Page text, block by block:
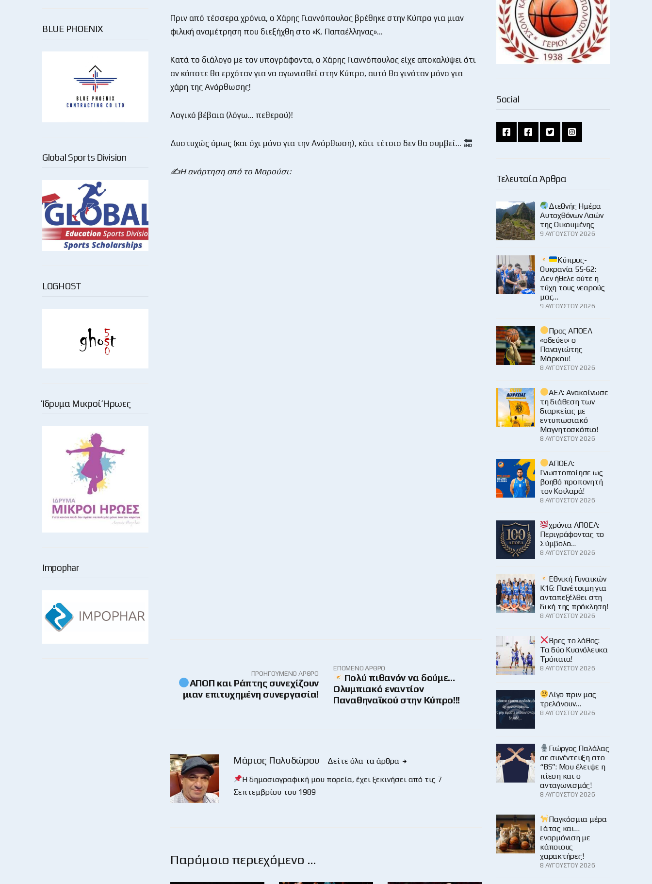
BLUE PHOENIX
Global Sports Division
LOGHOST
Ίδρυμα Μικροί Ήρωες
Impophar
Πριν από τέσσερα χρόνια, ο Χάρης Γιαννόπουλος βρέθηκε στην Κύπρο για μιαν
φιλική αναμέτρηση που διεξήχθη στο «Κ. Παπαέλληνας»…
Κατά το διάλογο με τον υπογράφοντα, ο Χάρης Γιαννόπουλος είχε αποκαλύψει ότι
αν κάποτε θα ερχόταν για να αγωνισθεί στην Κύπρο, αυτό θα γινόταν μόνο για
χάρη της Ανόρθωσης!
Λογικό βέβαια (λόγω… πεθερού)!
Δυστυχώς όμως (και όχι μόνο για την Ανόρθωση), κάτι τέτοιο δεν θα συμβεί…
✍️Η ανάρτηση από το Μαρούσι:
ΠΡΟΗΓΟΎΜΕΝΟ ΆΡΘΡΟ
ΑΠΟΠ και Ράπτης συνεχίζουν
μιαν επιτυχημένη συνεργασία!
ΕΠΌΜΕΝΟ ΆΡΘΡΟ
Πολύ πιθανόν να δούμε…
Ολυμπιακό εναντίον
Παναθηναϊκού στην Κύπρο!!!
Μάριος Πολυδώρου
Δείτε όλα τα άρθρα
Η δημοσιογραφική μου πορεία, έχει ξεκινήσει από τις 7
Σεπτεμβρίου του 1989
Παρόμοιο περιεχόμενο …
Social
Τελευταία Άρθρα
Διεθνής Ημέρα
Αυτοχθόνων Λαών
της Οικουμένης
9 ΑΥΓΟΎΣΤΟΥ 2026
Κύπρος-
Ουκρανία 55-62:
Δεν ήθελε ούτε η
τύχη τους νεαρούς
μας…
9 ΑΥΓΟΎΣΤΟΥ 2026
Προς ΑΠΟΕΛ
«οδεύει» ο
Παναγιώτης
Μάρκου!
8 ΑΥΓΟΎΣΤΟΥ 2026
ΑΕΛ: Ανακοίνωσε
τη διάθεση των
διαρκείας με
εντυπωσιακό
Μαγνητοσκόπιο!
8 ΑΥΓΟΎΣΤΟΥ 2026
ΑΠΟΕΛ:
Γνωστοποίησε ως
βοηθό προπονητή
τον Κοιλαρά!
8 ΑΥΓΟΎΣΤΟΥ 2026
χρόνια ΑΠΟΕΛ:
Περιγράφοντας το
Σύμβολο…
8 ΑΥΓΟΎΣΤΟΥ 2026
Εθνική Γυναικών
Κ16: Πανέτοιμη για
ανταπεξέλθει στη
δική της πρόκληση!
8 ΑΥΓΟΎΣΤΟΥ 2026
Βρες το λάθος:
Τα δύο Κυανόλευκα
Τρόπαια!
8 ΑΥΓΟΎΣΤΟΥ 2026
Λίγο πριν μας
τρελάνουν…
8 ΑΥΓΟΎΣΤΟΥ 2026
Γιώργος Παλάλας
σε συνέντευξη στο
“BS”: Μου έλειψε η
πίεση και ο
ανταγωνισμός!
8 ΑΥΓΟΎΣΤΟΥ 2026
Παγκόσμια μέρα
Γάτας και…
εναρμόνιση με
κάποιους
χαρακτήρες!
8 ΑΥΓΟΎΣΤΟΥ 2026